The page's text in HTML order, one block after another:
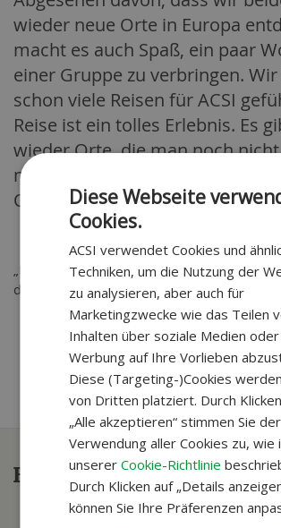
wieder neue Orte in Europa
macht es auch Spaß, ein paar
einer Gruppe zu verbringen.
schon viele Reisen für ACSI
Reise ist ein tolles Erlebnis. Es
wieder Orte, die man noch
man isst gemeinsam an einem
Ort.
„Die Vielfalt an Reisen, organisierten
die jeder selbst gestalten kann, spricht uns
Haben Sie Fragen?
Diese Webseite
Cookies.
ACSI verwendet Cookies und
Techniken, um die Nutzung der
zu analysieren, aber auch für
Marketingzwecke wie das Teilen
Inhalten über soziale Medien oder
Werbung auf Ihre Vorlieben
Diese (Targeting-)Cookies
von Dritten platziert. Durch
„Alle akzeptieren“ stimmen Sie der
Verwendung aller Cookies zu, wie
unsererCookie-Richtlinie
Durch Klicken auf „Details
können Sie Ihre Präferenzen